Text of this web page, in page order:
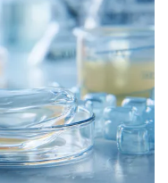
обо всем этом
Объясняем,
случаях его
делать.